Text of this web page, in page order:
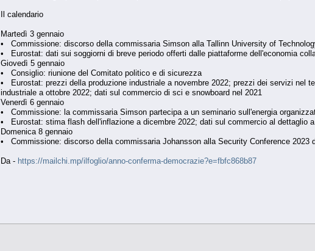
Il calendario
Martedì 3 gennaio
• Commissione: discorso della commissaria Simson alla Tallinn University of
• Eurostat: dati sui soggiorni di breve periodo offerti dalle piattaforme dell'economia
Giovedì 5 gennaio
• Consiglio: riunione del Comitato politico e di sicurezza
• Eurostat: prezzi della produzione industriale a novembre 2022; prezzi dei servizi nel
industriale a ottobre 2022; dati sul commercio di sci e snowboard nel 2021
Venerdì 6 gennaio
• Commissione: la commissaria Simson partecipa a un seminario sull'energia
• Eurostat: stima flash dell'inflazione a dicembre 2022; dati sul commercio al dettaglio
Domenica 8 gennaio
• Commissione: discorso della commissaria Johansson alla Security Conference 2023
Da - https://mailchi.mp/ilfoglio/anno-conferma-democrazie?e=fbfc868b87